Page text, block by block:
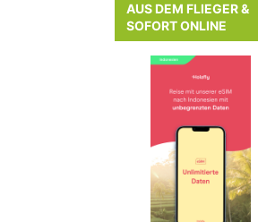
AUS DEM FLIEGER &
SOFORT ONLINE